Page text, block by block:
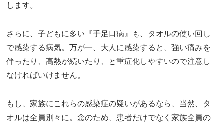
します。
さらに、子どもに多い『手足口病』も、タオルの使い回し
で感染する病気。万が一、大人に感染すると、強い痛みを
伴ったり、高熱が続いたり、と重症化しやすいので注意し
なければいけません。
もし、家族にこれらの感染症の疑いがあるなら、当然、タ
オルは全員別々に。念のため、患者だけでなく家族全員の